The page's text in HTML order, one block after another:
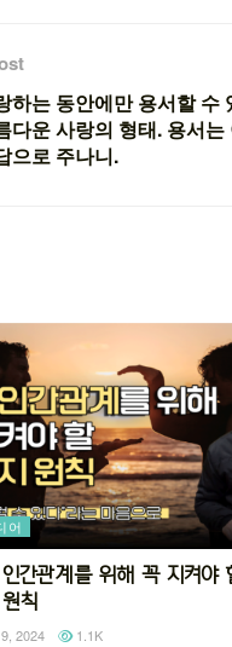
하는 동안에만 용서할 수
다운 사랑의 형태. 용서
으로 주나니.
어
간관계를 위해 꼭 지켜야
칙
2024
1.1K